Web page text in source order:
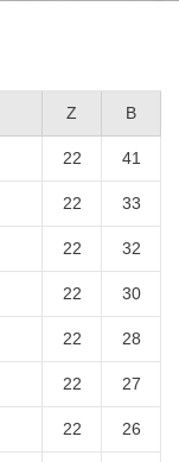
Z B
22 41
22 33
22 32
22 30
22 28
22 27
22 26